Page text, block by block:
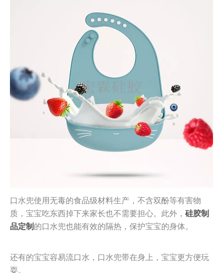
口水兜使用无毒的食品级材料生产，不含双酚等有害物
质，宝宝吃东西掉下来家长也不需要担心。此外， 硅胶制
品定制 的口水兜也能有效的隔热，保护宝宝的身体。
还有的宝宝容易流口水，口水兜带在身上，宝宝更方便玩
耍。